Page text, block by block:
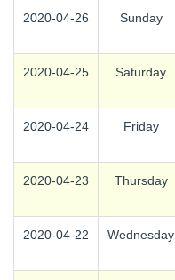
2020-04-26 Sunday
2020-04-25 Saturday
2020-04-24 Friday
2020-04-23 Thursday
2020-04-22 Wednesday